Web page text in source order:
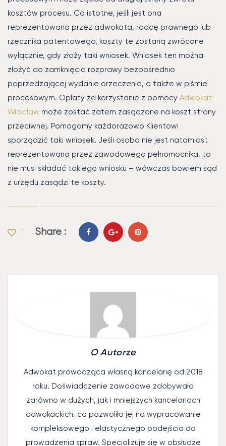
kosztów procesu. Co istotne, jeśli jest ona
reprezentowana przez adwokata, radcę prawnego lub
rzecznika patentowego, koszty te zostaną zwrócone
wyłącznie, gdy złoży taki wniosek. Wniosek ten można
złożyć do zamknięcia rozprawy bezpośrednio
poprzedzającej wydanie orzeczenia, a także w piśmie
procesowym. Opłaty za korzystanie z pomocy Adwokat
Wrocław może zostać zatem zasądzone na koszt strony
przeciwnej. Pomagamy każdorazowo Klientowi
sporządzić taki wniosek. Jeśli osoba nie jest natomiast
reprezentowana przez zawodowego pełnomocnika, to
nie musi składać takiego wniosku – wówczas bowiem sąd
z urzędu zasądzi te koszty.
1 Share :
O Autorze
Adwokat prowadząca własną kancelarię od 2018
roku. Doświadczenie zawodowe zdobywała
zarówno w dużych, jak i mniejszych kancelariach
adwokackich, co pozwoliło jej na wypracowanie
kompleksowego i elastycznego podejścia do
prowadzenia spraw. Specjalizuje się w obsłudze